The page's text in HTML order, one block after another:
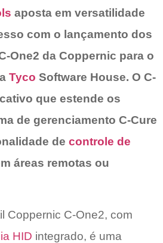
aposta em versatilidade
com o lançamento dos
One2 da Coppernic para o
Tyco Software House. O C-
que estende os
de gerenciamento C-Cure
de controle de
áreas remotas ou
Coppernic C-One2, com
HID integrado, é uma